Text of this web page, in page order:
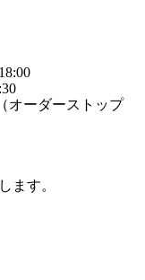
（オーダーストップ
ます。